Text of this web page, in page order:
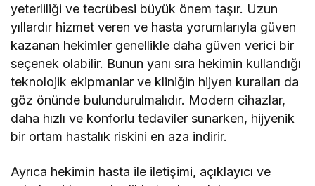
yeterliliği ve tecrübesi büyük önem taşır. Uzun
yıllardır hizmet veren ve hasta yorumlarıyla güven
kazanan hekimler genellikle daha güven verici bir
seçenek olabilir. Bunun yanı sıra hekimin kullandığı
teknolojik ekipmanlar ve kliniğin hijyen kuralları da
göz önünde bulundurulmalıdır. Modern cihazlar,
daha hızlı ve konforlu tedaviler sunarken, hijyenik
bir ortam hastalık riskini en aza indirir.
Ayrıca hekimin hasta ile iletişimi, açıklayıcı ve